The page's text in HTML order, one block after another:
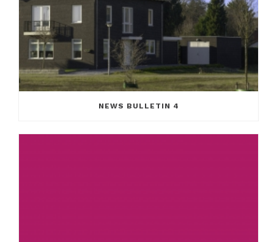
NEWS BULLETIN 4